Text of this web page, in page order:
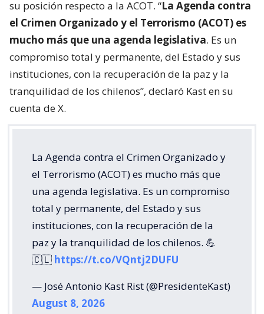
su posición respecto a la ACOT. “La Agenda contra
el Crimen Organizado y el Terrorismo (ACOT) es
mucho más que una agenda legislativa. Es un
compromiso total y permanente, del Estado y sus
instituciones, con la recuperación de la paz y la
tranquilidad de los chilenos”, declaró Kast en su
cuenta de X.
La Agenda contra el Crimen Organizado y
el Terrorismo (ACOT) es mucho más que
una agenda legislativa. Es un compromiso
total y permanente, del Estado y sus
instituciones, con la recuperación de la
paz y la tranquilidad de los chilenos. 💪
🇨🇱 https://t.co/VQntj2DUFU
— José Antonio Kast Rist (@PresidenteKast)
August 8, 2026